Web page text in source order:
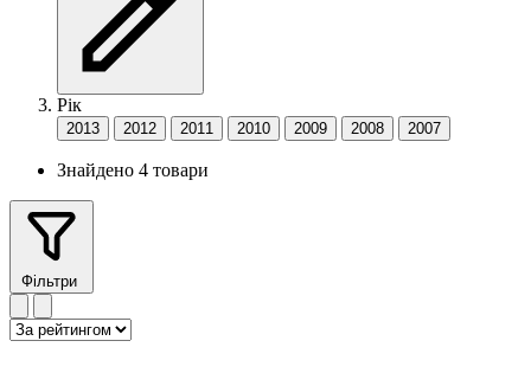
Рік
2013 2012 2011 2010 2009 2008 2007
Знайдено 4 товари
Фільтри